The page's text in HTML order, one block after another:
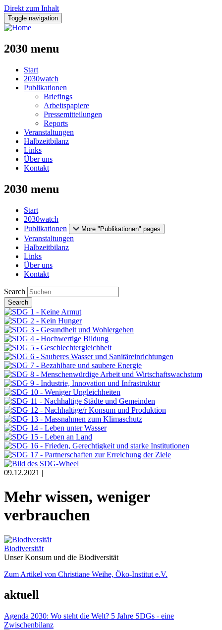
Direkt zum Inhalt
Toggle navigation
2030 menu
Start
2030watch
Publikationen
Briefings
Arbeitspapiere
Pressemitteilungen
Reports
Veranstaltungen
Halbzeitbilanz
Links
Über uns
Kontakt
2030 menu
Start
2030watch
Publikationen
More "Publikationen" pages
Veranstaltungen
Halbzeitbilanz
Links
Über uns
Kontakt
Search
09.12.2021 |
Mehr wissen, weniger
verbrauchen
Biodiversität
Unser Konsum und die Biodiversität
Zum Artikel von Christiane Weihe, Öko-Institut e.V.
aktuell
Agenda 2030: Wo steht die Welt? 5 Jahre SDGs - eine
Zwischenbilanz